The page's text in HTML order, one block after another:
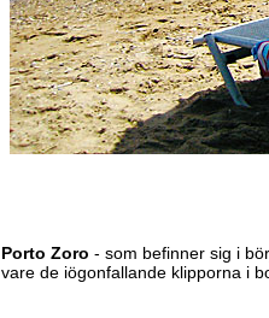
Porto Zoro - som befinner sig i
vare de iögonfallande klipporna i